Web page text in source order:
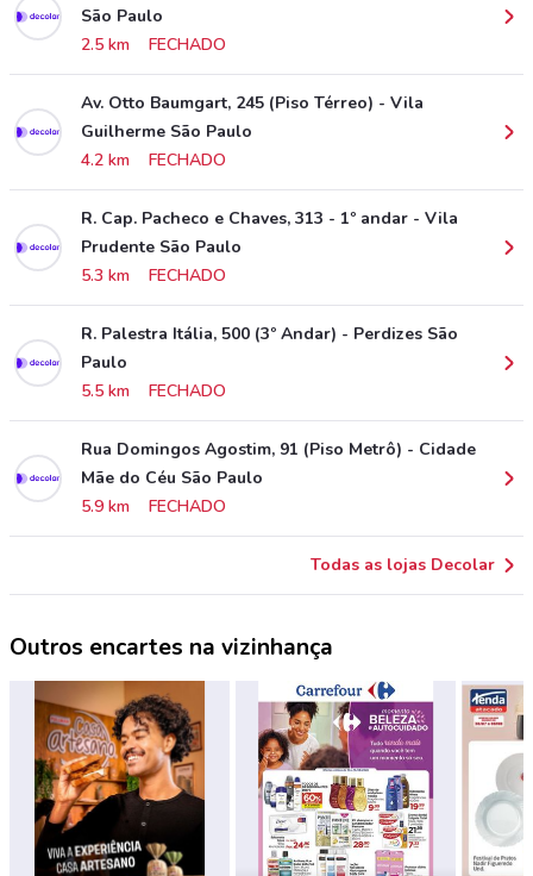
São Paulo
2.5 km
FECHADO
Av. Otto Baumgart, 245 (Piso Térreo) - Vila
Guilherme São Paulo
4.2 km
FECHADO
R. Cap. Pacheco e Chaves, 313 - 1º andar - Vila
Prudente São Paulo
5.3 km
FECHADO
R. Palestra Itália, 500 (3º Andar) - Perdizes São
Paulo
5.5 km
FECHADO
Rua Domingos Agostim, 91 (Piso Metrô) - Cidade
Mãe do Céu São Paulo
5.9 km
FECHADO
Todas as lojas Decolar
Outros encartes na vizinhança